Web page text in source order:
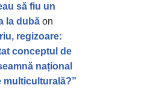
să fiu un
la dubă on
regizoare:
conceptul de
național
multiculturală?”